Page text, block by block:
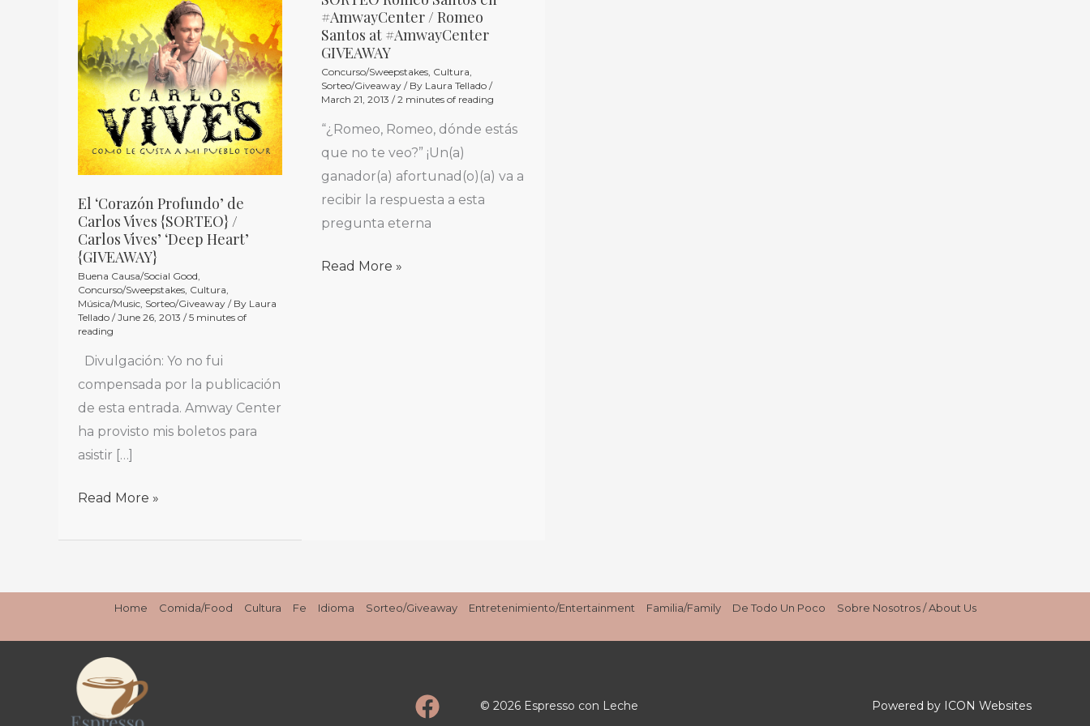
El ‘Corazón Profundo’ de
Carlos Vives {SORTEO} /
Carlos Vives’ ‘Deep Heart’
{GIVEAWAY}
Buena Causa/Social Good
Concurso/Sweepstakes Cultura
Música/Music Sorteo/Giveaway / By Laura
Tellado /June 26, 2013 /5 minutes of
reading
Divulgación: Yo no fui
compensada por la publicación
de esta entrada. Amway Center
ha provisto mis boletos para
asistir […]
‘Corazón
Profundo’
de
Carlos
Vives
{SORTEO}
/
Vives’
‘Deep
Heart’
{GIVEAWAY}
Read More »
#AmwayCenter / Romeo
Santos at #AmwayCenter
GIVEAWAY
Concurso/Sweepstakes Cultura
Sorteo/Giveaway / By Laura Tellado /
March 21, 2013 /2 minutes of reading
“¿Romeo, Romeo, dónde estás
que no te veo?” ¡Un(a)
ganador(a) afortunad(o)(a) va a
recibir la respuesta a esta
pregunta eterna
Romeo
Santos
en
#AmwayCenter
Read More »
Home Comida/Food Cultura Fe Idioma Sorteo/Giveaway Entretenimiento/Entertainment Familia/Family De Todo Un Poco Sobre Nosotros / About Us
© 2026 Espresso con Leche Powered by ICON Websites